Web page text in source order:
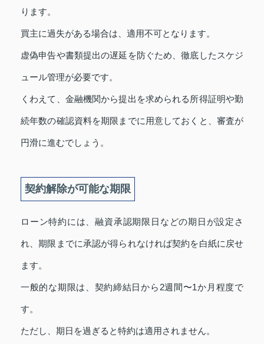
ります。
買主に過失がある場合は、適用不可となります。
虚偽申告や書類提出の遅延を防ぐため、徹底したスケジ
ュール管理が必要です。
くわえて、金融機関から提出を求められる所得証明や勤
続年数の確認資料を期限までに用意しておくと、審査が
円滑に進むでしょう。
契約解除が可能な期限
ローン特約には、融資承認期限日などの期日が設定さ
れ、期限までに承認が得られなければ契約を白紙に戻せ
ます。
一般的な期限は、契約締結日から2週間〜1か月程度で
す。
ただし、期日を過ぎると特約は適用されません。